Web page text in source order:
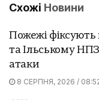
Схожі Новини
Пожежі
та Ільському НПЗ
атаки
8 СЕРПНЯ, 2026 /